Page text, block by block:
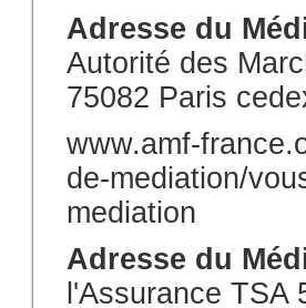
Adresse du
Autorité des
75082 Paris
www.amf-
de-mediation/
mediation
Adresse du
l'Assurance TSA